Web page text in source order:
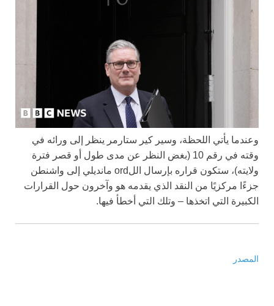
وعندما يأتي اللحظة، وسير كير ستارمر ينظر إلى ورائه في
وقته في رقم 10 (بغض النظر عن مدى طول أو قصر فترة
ولايته)، ستكون قراره بإرسال اللord مانديلي إلى واشنطن
جزءًا مركزيًا من النقد الذي يقدمه هو وآخرون حول القرارات
الكبيرة التي اتخذها – وتلك التي أخطأ فيها.
المصدر